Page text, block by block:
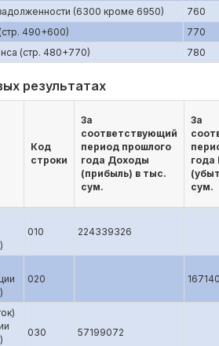
(6300 кроме 6950)
760
490+600)
770
(стр. 480+770)
780
результатах
Код
строки
За
соответствующий
период прошлого
года Доходы
(прибыль) в тыс.
сум.
За
года
сум.
010 224339326
020
030 57199072